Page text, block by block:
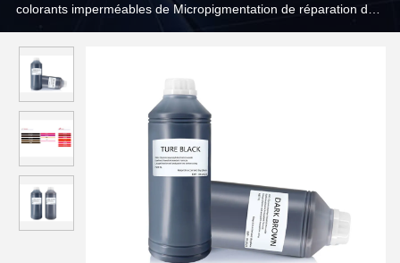
colorants imperméables de Micropigmentation de réparation de
marque de distributeur 1000ML